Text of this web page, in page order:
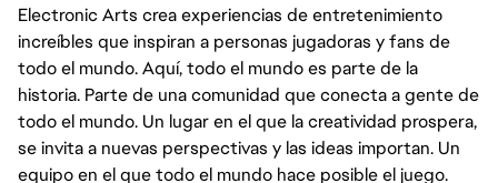
Electronic Arts crea experiencias de entretenimiento
increíbles que inspiran a personas jugadoras y fans de
todo el mundo. Aquí, todo el mundo es parte de la
historia. Parte de una comunidad que conecta a gente de
todo el mundo. Un lugar en el que la creatividad prospera,
se invita a nuevas perspectivas y las ideas importan. Un
equipo en el que todo el mundo hace posible el juego.